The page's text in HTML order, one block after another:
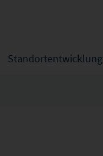
Standortentwicklung